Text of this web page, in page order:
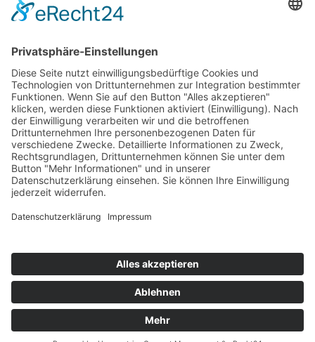
Kontakt Newsletter
Copyright© 2022-2026 Bewusst Brüggen -
Gemeindeverwaltung Brüggen der Bürgermeister.